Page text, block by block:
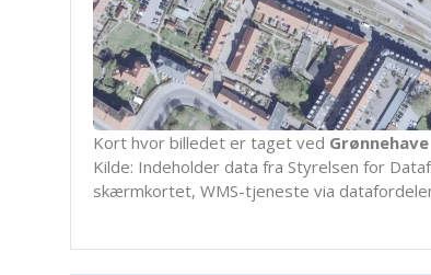
Kort hvor billedet er taget ved Grønnehave
Kilde: Indeholder data fra Styrelsen for
skærmkortet, WMS-tjeneste via